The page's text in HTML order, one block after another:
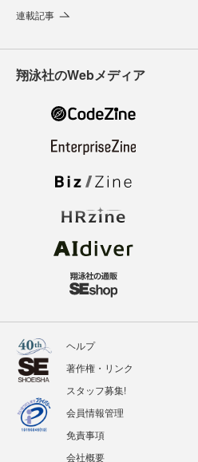
連載記事
翔泳社のWebメディア
ヘルプ
著作権・リンク
スタッフ募集!
会員情報管理
免責事項
会社概要